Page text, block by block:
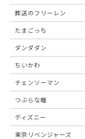
葬送のフリーレン
たまごっち
ダンダダン
ちいかわ
チェンソーマン
つぶらな瞳
ディズニー
東京リベンジャーズ